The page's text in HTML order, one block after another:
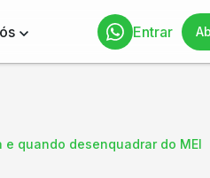
Entrar
e quando desenquadrar do MEI